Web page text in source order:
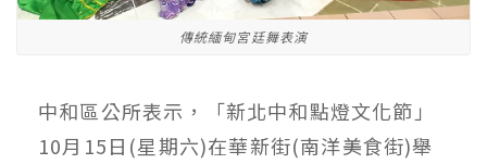
傳統緬甸宮廷舞表演
中和區公所表示，「新北中和點燈文化節」
10月15日(星期六)在華新街(南洋美食街)舉